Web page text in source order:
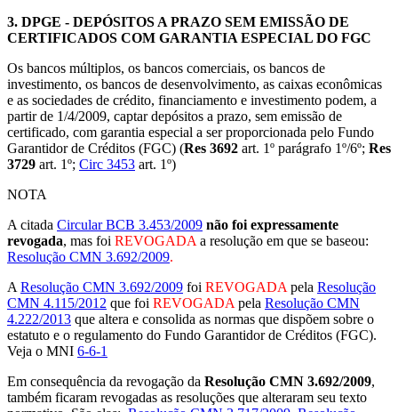
3. DPGE - DEPÓSITOS A PRAZO SEM EMISSÃO DE
CERTIFICADOS COM GARANTIA ESPECIAL DO FGC
Os bancos múltiplos, os bancos comerciais, os bancos de
investimento, os bancos de desenvolvimento, as caixas econômicas
e as sociedades de crédito, financiamento e investimento podem, a
partir de 1/4/2009, captar depósitos a prazo, sem emissão de
certificado, com garantia especial a ser proporcionada pelo Fundo
Garantidor de Créditos (FGC) (Res 3692 art. 1º parágrafo 1º/6º; Res
3729 art. 1º; Circ 3453 art. 1º)
NOTA
A citada Circular BCB 3.453/2009 não foi expressamente
revogada, mas foi REVOGADA a resolução em que se baseou:
Resolução CMN 3.692/2009.
A Resolução CMN 3.692/2009 foi REVOGADA pela Resolução
CMN 4.115/2012 que foi REVOGADA pela Resolução CMN
4.222/2013 que altera e consolida as normas que dispõem sobre o
estatuto e o regulamento do Fundo Garantidor de Créditos (FGC).
Veja o MNI 6-6-1
Em consequência da revogação da Resolução CMN 3.692/2009,
também ficaram revogadas as resoluções que alteraram seu texto